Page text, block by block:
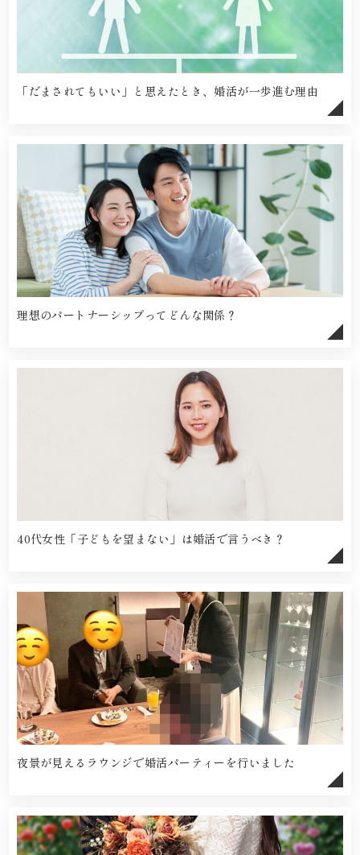
「だまされてもいい」と思えたとき、婚活が一歩進む理由
理想のパートナーシップってどんな関係？
40代女性「子どもを望まない」は婚活で言うべき？
夜景が見えるラウンジで婚活パーティーを行いました